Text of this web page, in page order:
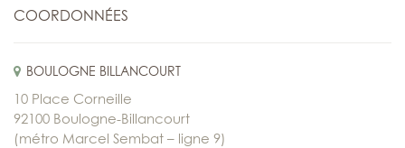
COORDONNÉES
BOULOGNE BILLANCOURT
10 Place Corneille
92100 Boulogne-Billancourt
(métro Marcel Sembat – ligne 9)